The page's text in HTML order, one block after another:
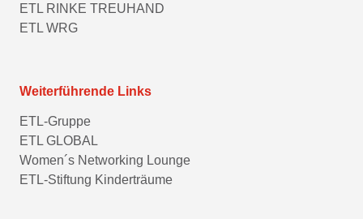
ETL RINKE TREUHAND
ETL WRG
Weiterführende Links
ETL-Gruppe
ETL GLOBAL
Women´s Networking Lounge
ETL-Stiftung Kinderträume